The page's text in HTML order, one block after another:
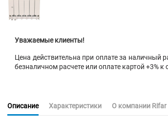
Уважаемые клиенты!
Цена действительна при оплате за наличный
безналичном расчете или оплате картой +3% к
Описание Характеристики О компании Rifar